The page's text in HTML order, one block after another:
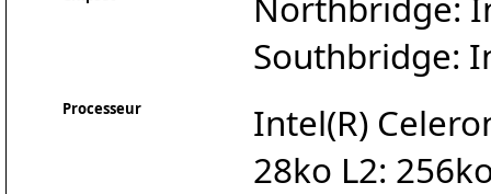
Southbridge:
Processeur
Intel(R)
28ko L2: